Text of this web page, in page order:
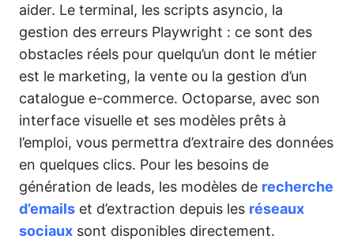
aider. Le terminal, les scripts asyncio, la
gestion des erreurs Playwright : ce sont des
obstacles réels pour quelqu’un dont le métier
est le marketing, la vente ou la gestion d’un
catalogue e-commerce. Octoparse, avec son
interface visuelle et ses modèles prêts à
l’emploi, vous permettra d’extraire des données
en quelques clics. Pour les besoins de
génération de leads, les modèles de recherche
d’emails et d’extraction depuis les réseaux
sociaux sont disponibles directement.